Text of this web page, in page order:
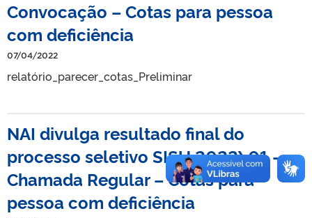
Convocação – Cotas para pessoa
com deficiência
07/04/2022
relatório_parecer_cotas_Preliminar
NAI divulga resultado final do
processo seletivo SISU 2022\01 –
Chamada Regular – Cotas para
pessoa com deficiência